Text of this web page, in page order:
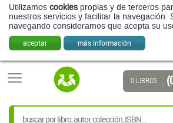
Utilizamos cookies propias y de terceros
nuestros servicios y facilitar la navegación.
navegando consideramos que acepta su
aceptar más información
0 LIBROS